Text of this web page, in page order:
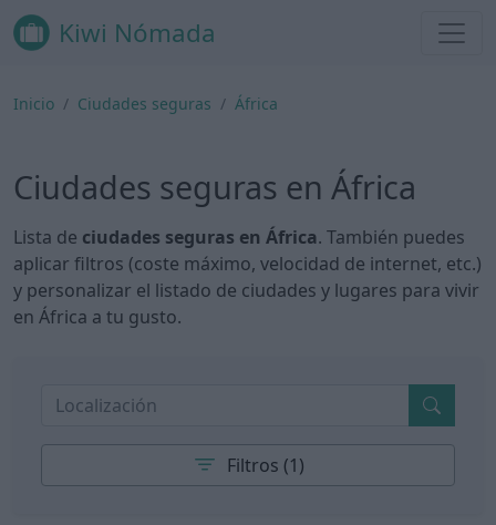
Kiwi Nómada
Inicio Ciudades seguras África
Ciudades seguras en África
Lista de ciudades seguras en África. También puedes
aplicar filtros (coste máximo, velocidad de internet, etc.)
y personalizar el listado de ciudades y lugares para vivir
en África a tu gusto.
Filtros (1)